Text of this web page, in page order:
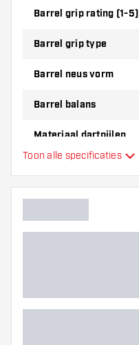
Barrel grip rating (1-5)
Barrel grip type
Barrel neus vorm
Barrel balans
Materiaal dartpijlen
Dart speler
Toon alle specificaties